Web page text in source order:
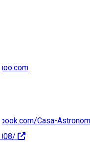
Casa-